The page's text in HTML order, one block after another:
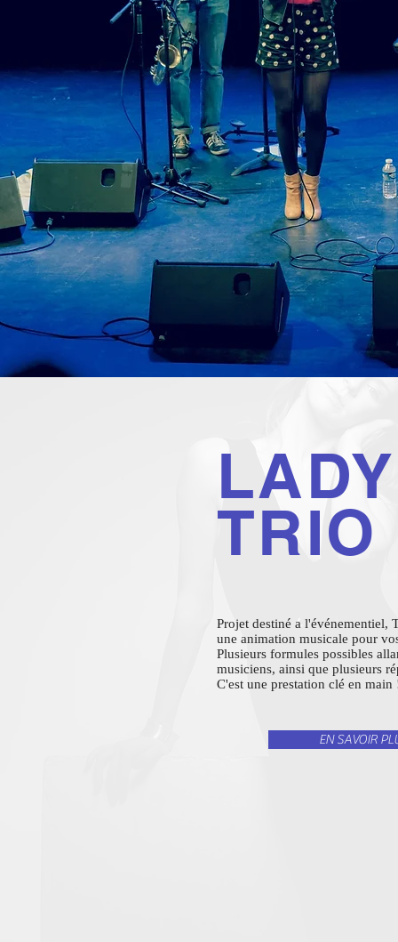
TRIO
Projet destiné a l'événementiel,
une animation musicale pour
Plusieurs formules possibles
musiciens, ainsi que plusieurs
C'est une prestation clé en main
EN SAVOIR